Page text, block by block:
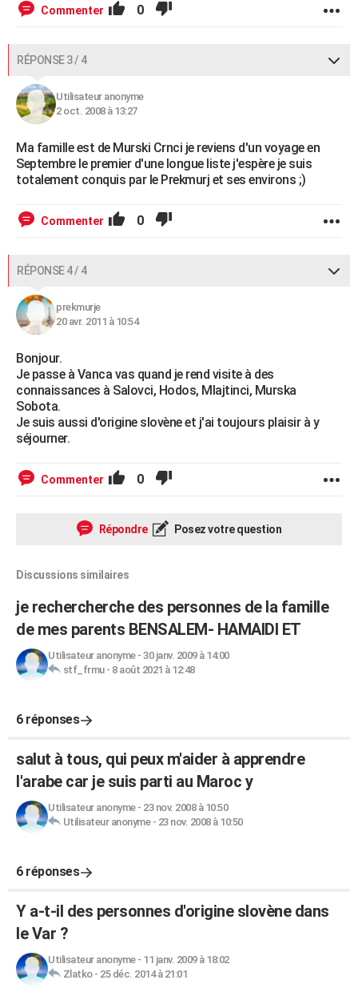
Commenter 0
RÉPONSE 3 / 4
Utilisateur anonyme
2 oct. 2008 à 13:27
Ma famille est de Murski Crnci je reviens d'un voyage en
Septembre le premier d'une longue liste j'espère je suis
totalement conquis par le Prekmurj et ses environs ;)
Commenter 0
RÉPONSE 4 / 4
prekmurje
20 avr. 2011 à 10:54
Bonjour.
Je passe à Vanca vas quand je rend visite à des
connaissances à Salovci, Hodos, Mlajtinci, Murska
Sobota.
Je suis aussi d'origine slovène et j'ai toujours plaisir à y
séjourner.
Commenter 0
Répondre Posez votre question
Discussions similaires
je rechercherche des personnes de la famille
de mes parents BENSALEM- HAMAIDI ET
Utilisateur anonyme- 30 janv. 2009 à 14:00
stf_frmu- 8 août 2021 à 12:48
6 réponses
salut à tous, qui peux m'aider à apprendre
l'arabe car je suis parti au Maroc y
Utilisateur anonyme- 23 nov. 2008 à 10:50
Utilisateur anonyme- 23 nov. 2008 à 10:50
6 réponses
Y a-t-il des personnes d'origine slovène dans
le Var ?
Utilisateur anonyme- 11 janv. 2009 à 18:02
Zlatko- 25 déc. 2014 à 21:01